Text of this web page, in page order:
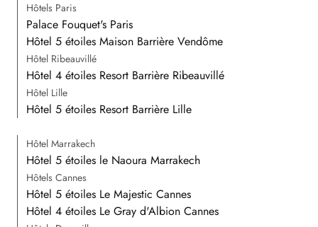
Hôtels Paris
Palace Fouquet's Paris
Hôtel 5 étoiles Maison Barrière Vendôme
Hôtel Ribeauvillé
Hôtel 4 étoiles Resort Barrière Ribeauvillé
Hôtel Lille
Hôtel 5 étoiles Resort Barrière Lille
Hôtel Marrakech
Hôtel 5 étoiles le Naoura Marrakech
Hôtels Cannes
Hôtel 5 étoiles Le Majestic Cannes
Hôtel 4 étoiles Le Gray d'Albion Cannes